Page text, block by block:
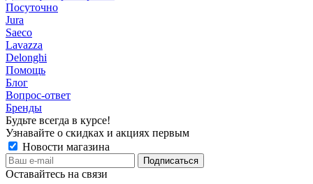
Посуточно
Jura
Saeco
Lavazza
Delonghi
Помощь
Блог
Вопрос-ответ
Бренды
Будьте всегда в курсе!
Узнавайте о скидках и акциях первым
Новости магазина
Оставайтесь на связи